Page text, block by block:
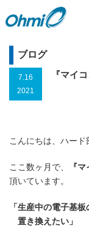
ブログ
7.16
2021
『マイ
こんにちは、ハード
ここ数ヶ月で、 『
頂いています。
「生産中の電子基
置き換えたい」